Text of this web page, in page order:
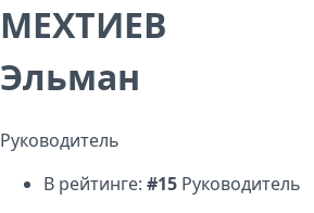
МЕХТИЕВ
Эльман
Руководитель
В рейтинге: #15 Руководитель